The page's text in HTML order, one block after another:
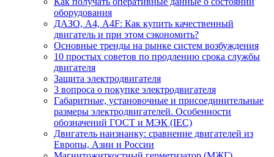
оборудования
ДАЗО, А4, А4F: Как купить качественный
двигатель и при этом сэкономить?
Основные тренды на рынке систем возбуждения
10 простых советов по продлению срока службы
двигателя
Защита электродвигателя
3 вопроса о покупке электродвигателя
Габаритные, установочные и присоединительные
размеры электродвигателей. Особенности
обозначений ГОСТ и МЭК (IEC)
Двигатель наизнанку: сравнение двигателей из
Европы, Азии и России